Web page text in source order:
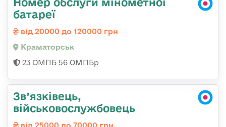
батареї
від 20000 до 120000 грн
Краматорськ
23 ОМПБ 56 ОМПБр
Зв’язківець,
військовослужбовець
від 25000 до 70000 грн